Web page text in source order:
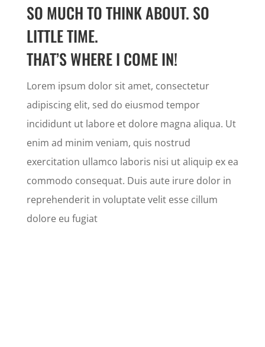
SO MUCH TO THINK ABOUT. SO
LITTLE TIME.
THAT’S WHERE I COME IN!
Lorem ipsum dolor sit amet, consectetur
adipiscing elit, sed do eiusmod tempor
incididunt ut labore et dolore magna aliqua. Ut
enim ad minim veniam, quis nostrud
exercitation ullamco laboris nisi ut aliquip ex ea
commodo consequat. Duis aute irure dolor in
reprehenderit in voluptate velit esse cillum
dolore eu fugiat